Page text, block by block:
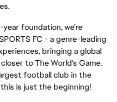
foundation, we’re
FC - a genre-leading
bringing a global
to The World's Game.
football club in the
is just the beginning!